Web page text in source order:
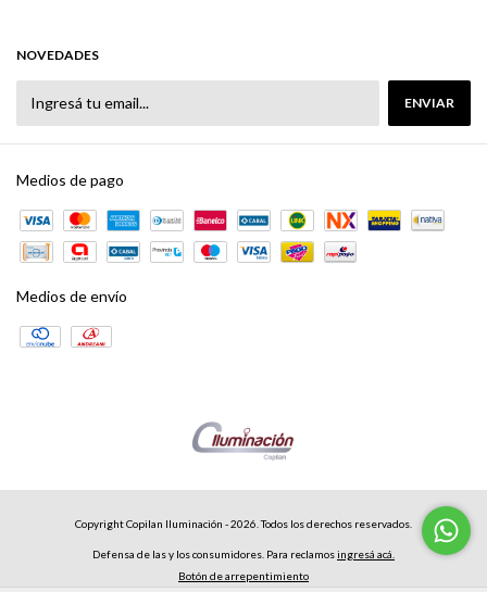
NOVEDADES
Medios de pago
Medios de envío
Copyright Copilan Iluminación - 2026. Todos los derechos reservados.
Defensa de las y los consumidores. Para reclamosingresá acá.
Botón de arrepentimiento